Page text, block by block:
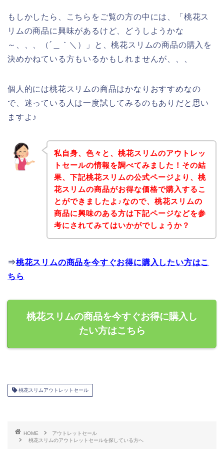
もしかしたら、こちらをご覧の方の中には、「桃花ス
リムの商品に興味があるけど、どうしようかな
～、、、（´＿｀＼）」と、桃花スリムの商品の購入を
決めかねている方もいるかもしれませんが、、、
個人的には桃花スリムの商品はかなりおすすめなの
で、迷っている人は一度試してみるのもありだと思い
ますよ♪
私自身、色々と、桃花スリムのアウトレッ
トセールの情報を調べてみました！その結
果、下記桃花スリムの公式ページより、桃
花スリムの商品がお得な価格で購入するこ
とができましたよ♪なので、桃花スリムの
商品に興味のある方は下記ページなどを参
考にされてみてはいかがでしょうか？
⇒桃花スリムの商品を今すぐお得に購入したい方はこ
ちら
桃花スリムの商品を今すぐお得に購入し
たい方はこちら
桃花スリムアウトレットセール
HOME
アウトレットセール
桃花スリムのアウトレットセールを探している方へ